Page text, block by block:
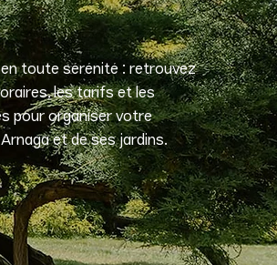
toute sérénité : retrouvez
les tarifs et les
pour organiser votre
et de ses jardins.